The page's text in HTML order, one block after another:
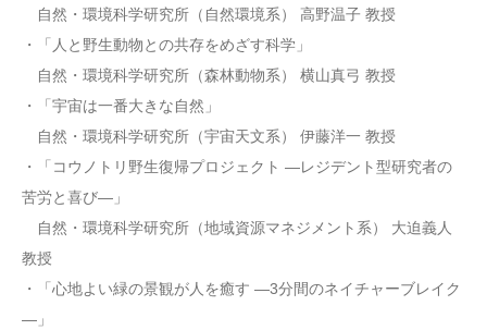
自然・環境科学研究所（自然環境系） 高野温子 教授
・「人と野生動物との共存をめざす科学」
自然・環境科学研究所（森林動物系） 横山真弓 教授
・「宇宙は一番大きな自然」
自然・環境科学研究所（宇宙天文系） 伊藤洋一 教授
・「コウノトリ野生復帰プロジェクト ―レジデント型研究者の
苦労と喜び―」
自然・環境科学研究所（地域資源マネジメント系） 大迫義人
教授
・「心地よい緑の景観が人を癒す ―3分間のネイチャーブレイク
―」